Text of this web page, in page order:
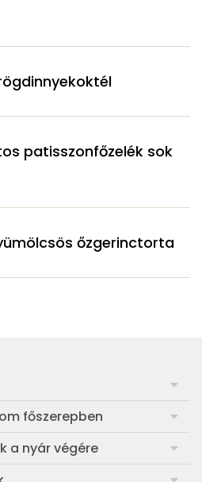
patisszonfőzelék sok
őzgerinctorta
főszerepben
télre
a nyár végére